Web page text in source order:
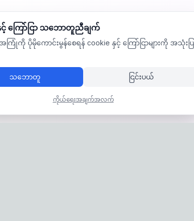
င့် ကြော်ငြာ သဘောတူညီချက်
ကို ပိုမိုကောင်းမွန်စေရန် cookie နှင့် ကြော်ငြာများကို အသုံးပ
သဘောတူ ငြင်းပယ်
ကိုယ်ရေးအချက်အလက်